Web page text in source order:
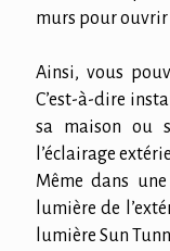
murs pour ouvrir
Ainsi, vous
C’est-à-dire
sa maison ou
l’éclairage
Même dans
lumière de
lumière Sun